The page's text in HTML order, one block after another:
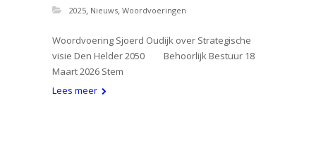
2025, Nieuws, Woordvoeringen
Woordvoering Sjoerd Oudijk over Strategische
visie Den Helder 2050 Behoorlijk Bestuur 18
Maart 2026 Stem
Lees meer